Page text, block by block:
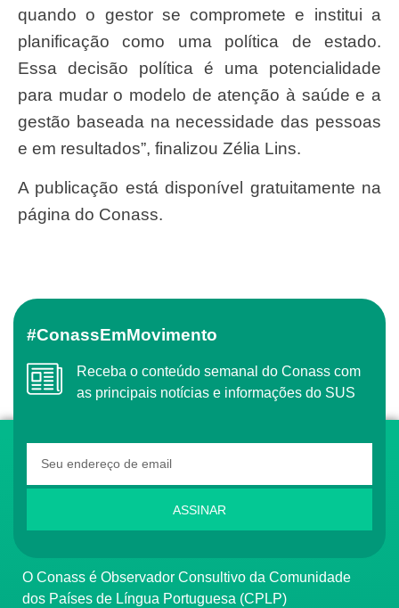
quando o gestor se compromete e institui a
planificação como uma política de estado.
Essa decisão política é uma potencialidade
para mudar o modelo de atenção à saúde e a
gestão baseada na necessidade das pessoas
e em resultados”, finalizou Zélia Lins.
A publicação está disponível gratuitamente na
página do Conass.
#ConassEmMovimento
Receba o conteúdo semanal do Conass com
as principais notícias e informações do SUS
ASSINAR
O Conass é Observador Consultivo da Comunidade
dos Países de Língua Portuguesa (CPLP)